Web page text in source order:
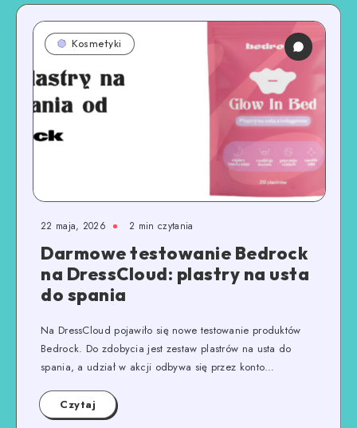
Kosmetyki
22 maja, 2026 2 min czytania
Darmowe testowanie Bedrock
na DressCloud: plastry na usta
do spania
Na DressCloud pojawiło się nowe testowanie produktów
Bedrock. Do zdobycia jest zestaw plastrów na usta do
spania, a udział w akcji odbywa się przez konto…
Czytaj